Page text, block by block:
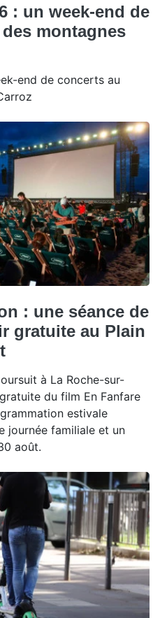
: un week-end de
montagnes
end de concerts au
: une séance de
gratuite au Plain
à La Roche-sur-
du film En Fanfare
estivale
journée familiale et un
août.